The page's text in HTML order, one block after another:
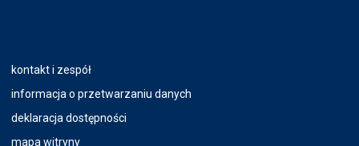
kontakt i zespół
informacja o przetwarzaniu danych
deklaracja dostępności
mapa witryny